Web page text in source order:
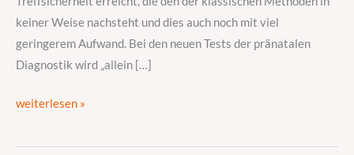
keiner Weise nachsteht und dies auch noch mit viel
geringerem Aufwand. Bei den neuen Tests der pränatalen
Diagnostik wird „allein […]
weiterlesen »